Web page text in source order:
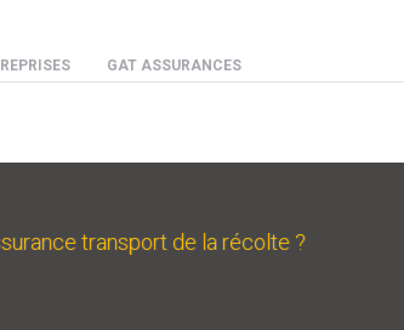
GAT ASSURANCES
transport de la récolte ?